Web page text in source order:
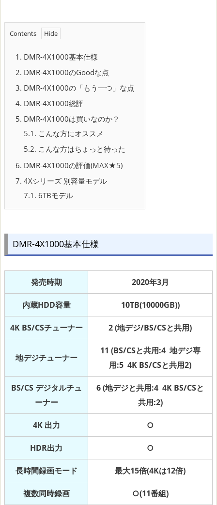
Contents
1. DMR-4X1000基本仕様
2. DMR-4X1000のGoodな点
3. DMR-4X1000の「もう一つ」な点
4. DMR-4X1000総評
5. DMR-4X1000は買いなのか？
5.1. こんな方にオススメ
5.2. こんな方はちょっと待った
6. DMR-4X1000の評価(MAX★5)
7. 4Xシリーズ 別容量モデル
7.1. 6TBモデル
DMR-4X1000基本仕様
発売時期 2020年3月
内蔵HDD容量 10TB(10000GB))
4K BS/CSチューナー 2 (地デジ/BS/CSと共用)
地デジチューナー
11 (BS/CSと共用:4 地デジ専
用:5 4K BS/CSと共用2)
BS/CS デジタルチュ
ーナー
6 (地デジと共用:4 4K BS/CSと
共用:2)
4K 出力 ○
HDR出力 ○
長時間録画モード 最大15倍(4Kは12倍)
複数同時録画 ○(11番組)